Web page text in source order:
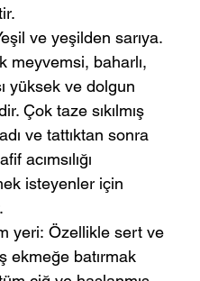
ve yeşilden sarıya.
meyvemsi, baharlı,
yüksek ve dolgun
Çok taze sıkılmış
ve tattıktan sonra
acımsılığı
isteyenler için
yeri: Özellikle sert ve
ekmeğe batırmak